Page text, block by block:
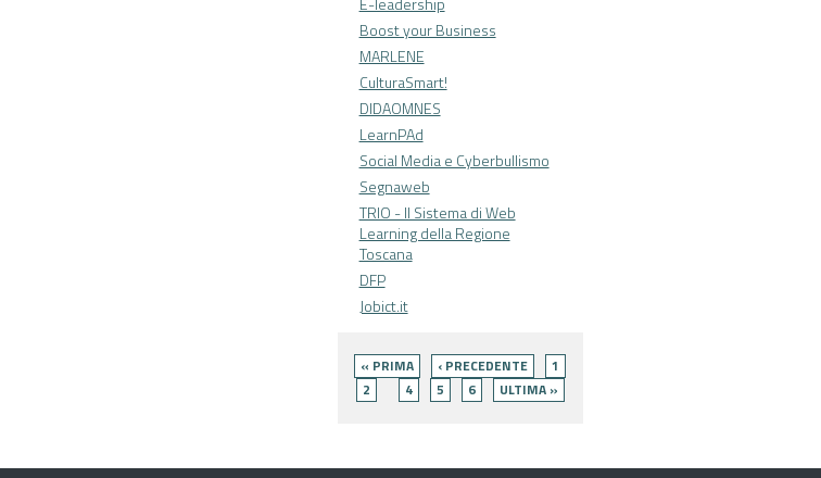
Boost your Business
MARLENE
CulturaSmart!
DIDAOMNES
LearnPAd
Social Media e Cyberbullismo
Segnaweb
TRIO - Il Sistema di Web
Learning della Regione
Toscana
DFP
Jobict.it
« PRIMA ‹ PRECEDENTE
1
2
4 5 6 ULTIMA »